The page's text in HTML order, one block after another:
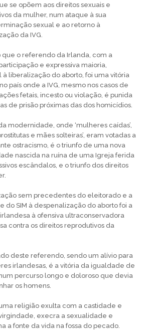
se opõem aos direitos sexuais e
da mulher, num ataque à sua
sexual e ao retorno à
da IVG.
que o referendo da Irlanda, com a
e expressiva maioria,
à liberalização do aborto, foi uma vitória
país onde a IVG, mesmo nos casos de
fetais, incesto ou violação, é punida
de prisão próximas das dos homicídios.
modernidade, onde ‘mulheres caídas’,
e mães solteiras’, eram votadas a
ostracismo, é o triunfo de uma nova
nascida na ruína de uma Igreja ferida
escândalos, e o triunfo dos direitos
sem precedentes do eleitorado e a
do SIM à despenalização do aborto foi a
à ofensiva ultraconservadora
contra os direitos reprodutivos da
deste referendo, sendo um alívio para
irlandesas, é a vitória da igualdade de
percurso longo e doloroso que devia
os homens.
religião exulta com a castidade e
execra a sexualidade e
a fonte da vida na fossa do pecado.